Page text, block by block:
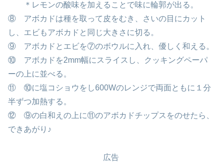
＊レモンの酸味を加えることで味に輪郭が出る。
⑧ アボカドは種を取って皮をむき、さいの目にカット
し、エビもアボカドと同じ大きさに切る。
⑨ アボカドとエビを⑦のボウルに入れ、優しく和える。
⑩ アボカドを2mm幅にスライスし、クッキングペーパ
ーの上に並べる。
⑪ ⑩に塩コショウをし600Wのレンジで両面ともに１分
半ずつ加熱する。
⑫ ⑨の白和えの上に⑪のアボカドチップスをのせたら、
できあがり♪
広告